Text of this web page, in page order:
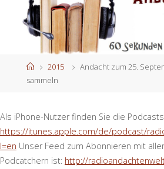
Start2015
Andacht zum 25.
sammeln
Als iPhone-Nutzer finden Sie die
https://itunes.apple.com/de/podcast/
l=en Unser Feed zum Abonnieren mit
Podcatchern ist: http://